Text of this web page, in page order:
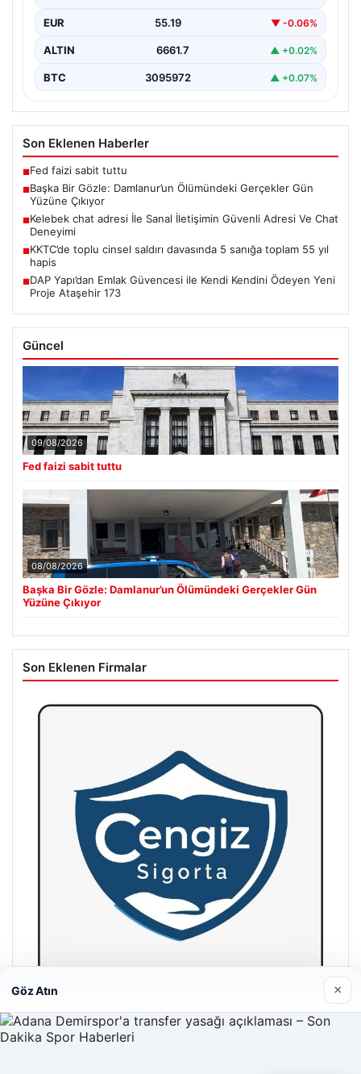
başladı.…
EUR 55.19 ▼ -0.06%
ALTIN 6661.7 ▲ +0.02%
BTC 3095972 ▲ +0.07%
Son Eklenen Haberler
■Fed faizi sabit tuttu
■Başka Bir Gözle: Damlanur’un Ölümündeki Gerçekler Gün
Yüzüne Çıkıyor
■Kelebek chat adresi İle Sanal İletişimin Güvenli Adresi Ve Chat
Deneyimi
■KKTC’de toplu cinsel saldırı davasında 5 sanığa toplam 55 yıl
hapis
■DAP Yapı’dan Emlak Güvencesi ile Kendi Kendini Ödeyen Yeni
Proje Ataşehir 173
Güncel
09/08/2026
Fed faizi sabit tuttu
08/08/2026
Başka Bir Gözle: Damlanur’un Ölümündeki Gerçekler Gün
Yüzüne Çıkıyor
Son Eklenen Firmalar
Hastaş Beton
26/05/2026
Göz Atın ×